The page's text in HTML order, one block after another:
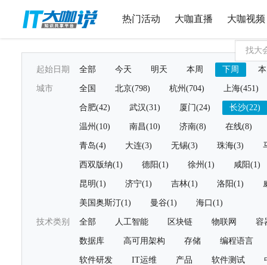
热门活动 大咖直播 大咖视频
起始日期 全部 今天 明天 本周 下周
城市 全国 北京(798) 杭州(704) 上海(451)
合肥(42) 武汉(31) 厦门(24) 长沙(22)
温州(10) 南昌(10) 济南(8) 在线(8)
青岛(4) 大连(3) 无锡(3) 珠海(3)
西双版纳(1) 德阳(1) 徐州(1) 咸阳(1)
昆明(1) 济宁(1) 吉林(1) 洛阳(1)
美国奥斯汀(1) 曼谷(1) 海口(1)
技术类别 全部 人工智能 区块链 物联网 容
数据库 高可用架构 存储 编程语言
软件研发 IT运维 产品 软件测试